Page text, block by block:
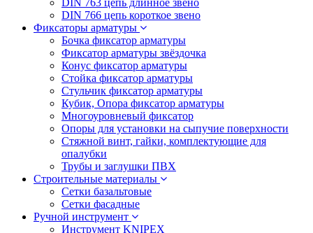
DIN 763 цепь длинное звено
DIN 766 цепь короткое звено
Фиксаторы арматуры
Бочка фиксатор арматуры
Фиксатор арматуры звёздочка
Конус фиксатор арматуры
Стойка фиксатор арматуры
Стульчик фиксатор арматуры
Кубик, Опора фиксатор арматуры
Многоуровневый фиксатор
Опоры для установки на сыпучие поверхности
Стяжной винт, гайки, комплектующие для
опалубки
Трубы и заглушки ПВХ
Строительные материалы
Сетки базальтовые
Сетки фасадные
Ручной инструмент
Инструмент KNIPEX